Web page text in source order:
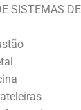
SISTEMAS